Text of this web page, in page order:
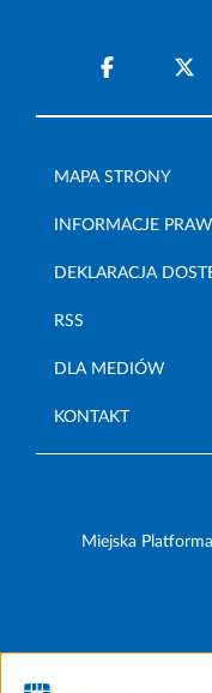
MAPA STRONY
INFORMACJE
DEKLARACJA
RSS
DLA MEDIÓW
KONTAKT
Miejska